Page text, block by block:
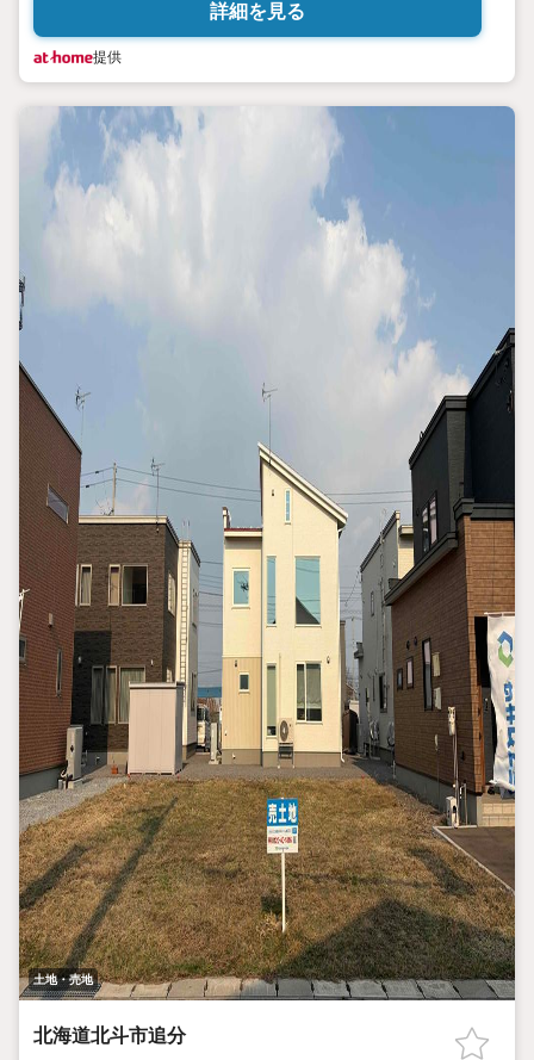
詳細を見る
提供
土地・売地
北海道北斗市追分